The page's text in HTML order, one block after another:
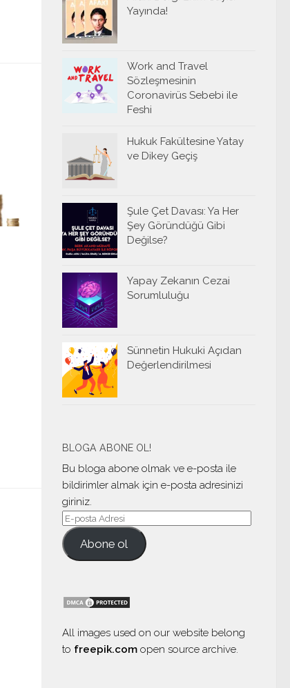
Yayında!
Work and Travel
Sözleşmesinin
Coronavirüs Sebebi ile
Feshi
Hukuk Fakültesine Yatay
ve Dikey Geçiş
Şule Çet Davası: Ya Her
Şey Göründüğü Gibi
Değilse?
Yapay Zekanın Cezai
Sorumluluğu
Sünnetin Hukuki Açıdan
Değerlendirilmesi
BLOGA ABONE OL!
Bu bloga abone olmak ve e-posta ile
bildirimler almak için e-posta adresinizi
giriniz.
Abone ol
All images used on our website belong
to freepik.com open source archive.